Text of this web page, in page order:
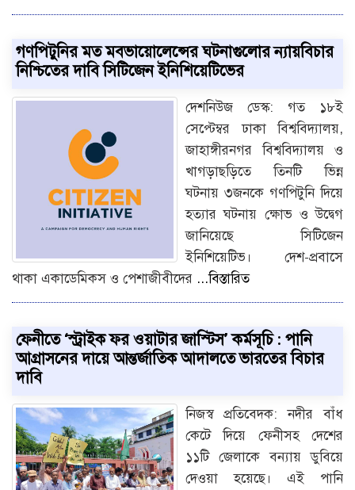
গণপিটুনির মত মবভায়োলেন্সের ঘটনাগুলোর ন্যায়বিচার
নিশ্চিতের দাবি সিটিজেন ইনিশিয়েটিভের
দেশনিউজ ডেস্ক: গত ১৮ই
সেপ্টেম্বর ঢাকা বিশ্ববিদ্যালয়,
জাহাঙ্গীরনগর বিশ্ববিদ্যালয় ও
খাগড়াছড়িতে তিনটি ভিন্ন
ঘটনায় ৩জনকে গণপিটুনি দিয়ে
হত্যার ঘটনায় ক্ষোভ ও উদ্বেগ
জানিয়েছে সিটিজেন
ইনিশিয়েটিভ। দেশ-প্রবাসে
থাকা একাডেমিকস ও পেশাজীবীদের ...বিস্তারিত
ফেনীতে ‘স্ট্রাইক ফর ওয়াটার জাস্টিস’ কর্মসূচি : পানি
আগ্রাসনের দায়ে আন্তর্জাতিক আদালতে ভারতের বিচার
দাবি
নিজস্ব প্রতিবেদক: নদীর বাঁধ
কেটে দিয়ে ফেনীসহ দেশের
১১টি জেলাকে বন্যায় ডুবিয়ে
দেওয়া হয়েছে। এই পানি